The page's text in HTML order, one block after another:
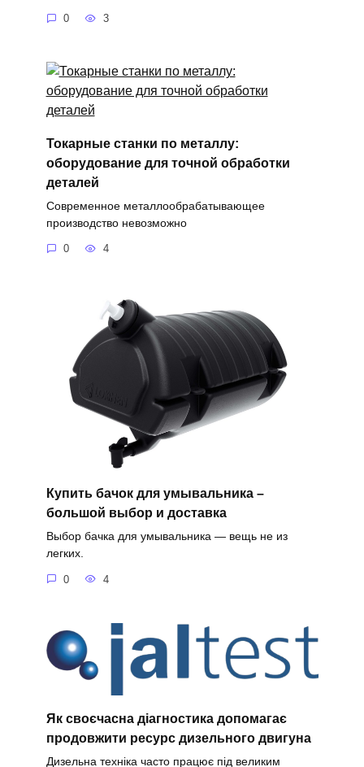
0 3
Токарные станки по металлу:
оборудование для точной обработки
деталей
Современное металлообрабатывающее
производство невозможно
0 4
Купить бачок для умывальника –
большой выбор и доставка
Выбор бачка для умывальника — вещь не из
легких.
0 4
Як своєчасна діагностика допомагає
продовжити ресурс дизельного двигуна
Дизельна техніка часто працює під великим